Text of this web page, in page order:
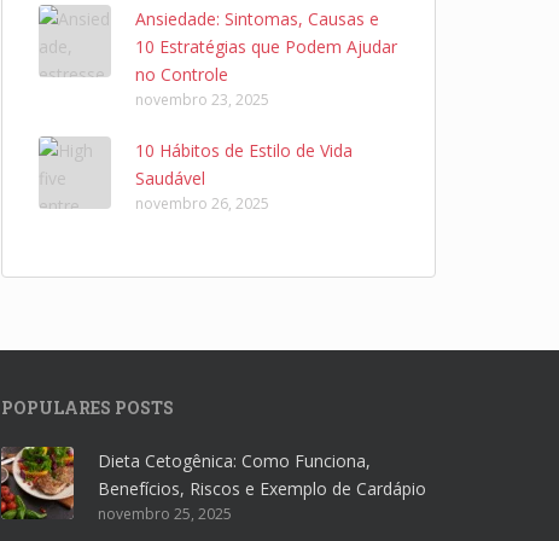
Ansiedade: Sintomas, Causas e
10 Estratégias que Podem Ajudar
no Controle
novembro 23, 2025
10 Hábitos de Estilo de Vida
Saudável
novembro 26, 2025
POPULARES POSTS
Dieta Cetogênica: Como Funciona,
Benefícios, Riscos e Exemplo de Cardápio
novembro 25, 2025